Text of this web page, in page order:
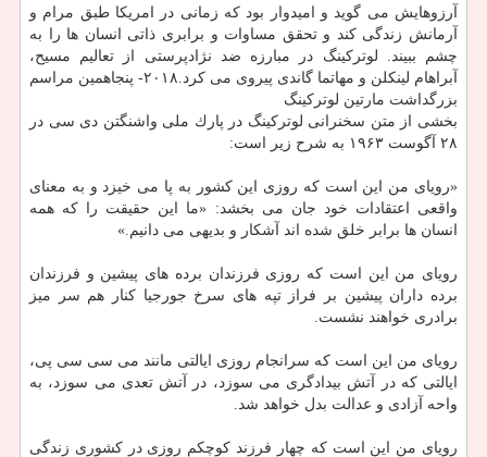
آرزوهایش می گوید و امیدوار بود كه زمانی در امریكا طبق مرام و
آرمانش زندگی كند و تحقق مساوات و برابری ذاتی انسان ها را به
چشم ببیند. لوتركینگ در مبارزه ضد نژادپرستی از تعالیم مسیح،
آبراهام لینكلن و مهاتما گاندی پیروی می كرد.۲۰۱۸- پنجاهمین مراسم
بزرگداشت مارتین لوتركینگ
بخشی از متن سخنرانی لوتركینگ در پارك ملی واشنگتن دی سی در
۲۸ آگوست ۱۹۶۳ به شرح زیر است:
«رویای من این است كه روزی این كشور به پا می خیزد و به معنای
واقعی اعتقادات خود جان می بخشد: «ما این حقیقت را كه همه
انسان ها برابر خلق شده اند آشكار و بدیهی می دانیم.»
رویای من این است كه روزی فرزندان برده های پیشین و فرزندان
برده داران پیشین بر فراز تپه های سرخ جورجیا كنار هم سر میز
برادری خواهند نشست.
رویای من این است كه سرانجام روزی ایالتی مانند می سی سی پی،
ایالتی كه در آتش بیدادگری می سوزد، در آتش تعدی می سوزد، به
واحه آزادی و عدالت بدل خواهد شد.
رویای من این است كه چهار فرزند كوچكم روزی در كشوری زندگی